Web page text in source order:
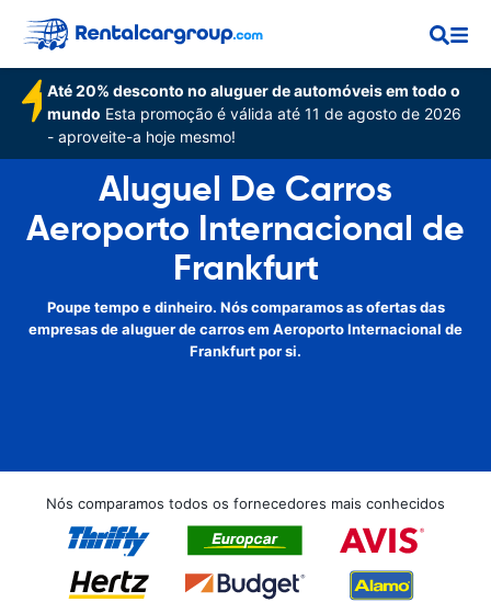
Até 20% desconto no aluguer de automóveis em todo o
mundo Esta promoção é válida até 11 de agosto de 2026
- aproveite-a hoje mesmo!
Aluguel De Carros
Aeroporto Internacional de
Frankfurt
Poupe tempo e dinheiro. Nós comparamos as ofertas das
empresas de aluguer de carros em Aeroporto Internacional de
Frankfurt por si.
Nós comparamos todos os fornecedores mais conhecidos